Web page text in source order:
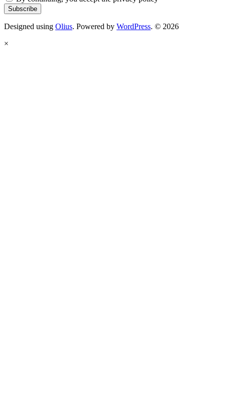
Designed using Olius. Powered by WordPress. © 2026
×